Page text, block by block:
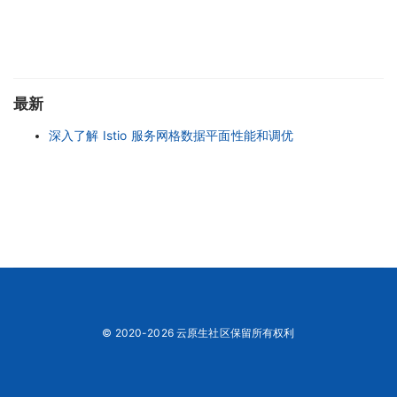
最新
深入了解 Istio 服务网格数据平面性能和调优
© 2020-2026 云原生社区保留所有权利